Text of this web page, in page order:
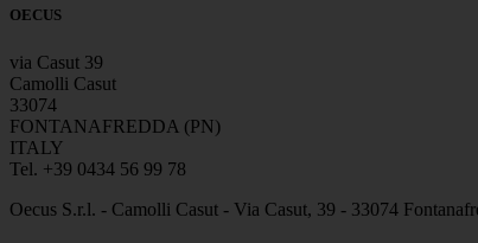
OECUS
via Casut 39
Camolli Casut
33074
FONTANAFREDDA (PN)
ITALY
Tel. +39 0434 56 99 78
Oecus S.r.l. - Camolli Casut - Via Casut, 39 - 33074